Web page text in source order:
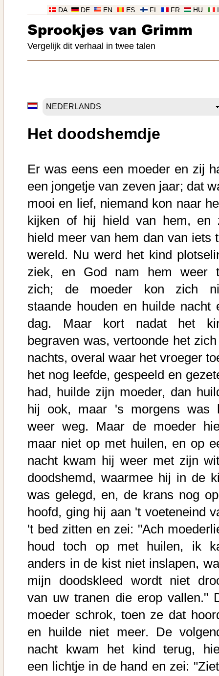
HU
FR
FI
ES
EN
DE
DA
Sprookjes van Grimm
Vergelijk dit verhaal in twee talen
Het doodshemdje
Er was eens een moeder en zij
een jongetje van zeven jaar; dat
mooi en lief, niemand kon naar
kijken of hij hield van hem, en
hield meer van hem dan van iets
wereld. Nu werd het kind
ziek, en God nam hem weer
zich; de moeder kon zich
staande houden en huilde nacht
dag. Maar kort nadat het
begraven was, vertoonde het
nachts, overal waar het vroeger
het nog leefde, gespeeld en
had, huilde zijn moeder, dan
hij ook, maar 's morgens was
weer weg. Maar de moeder
maar niet op met huilen, en op
nacht kwam hij weer met zijn
doodshemd, waarmee hij in de
was gelegd, en, de krans nog
hoofd, ging hij aan 't voeteneind
't bed zitten en zei: "Ach
houd toch op met huilen, ik
anders in de kist niet inslapen,
mijn doodskleed wordt niet
van uw tranen die erop vallen."
moeder schrok, toen ze dat
en huilde niet meer. De
nacht kwam het kind terug,
een lichtje in de hand en zei: